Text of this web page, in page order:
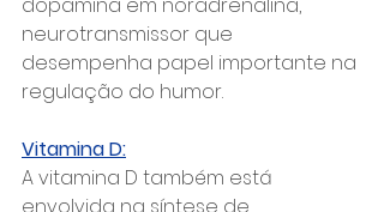
neurotransmissor que
desempenha papel importante na
regulação do humor.
Vitamina D:
A vitamina D também está
envolvida na síntese de